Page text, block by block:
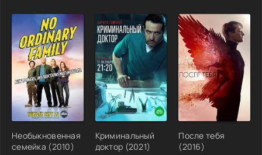
Необыкновенная
семейка (2010)
Криминальный
доктор (2021)
После тебя
(2016)